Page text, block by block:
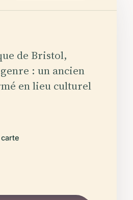
de Bristol,
: un ancien
en lieu culturel